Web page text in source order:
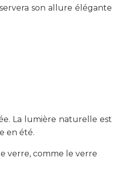
son allure élégante
La lumière naturelle est
en été.
verre, comme le verre